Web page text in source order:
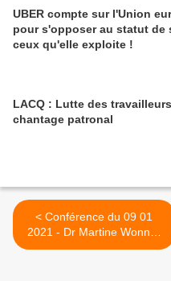
UBER compte sur l'Union
pour s'opposer au statut de
ceux qu'elle exploite !
LACQ : Lutte des
chantage patronal
< Conférence du 09 01
2021 - Dr Martine Wonner
sur la crise